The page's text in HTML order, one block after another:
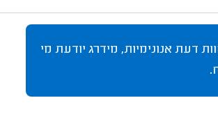
דעת אנונימיות, מידרג יודעת מי